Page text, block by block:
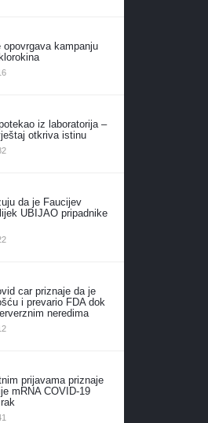
opovrgava kampanju
komentara
iz laboratorija –
otkriva istinu
komentara
da je Faucijev
UBIJAO pripadnike
komentara
car priznaje da je
i prevario FDA dok
neredima
komentara
prijavama priznaje
mRNA COVID-19